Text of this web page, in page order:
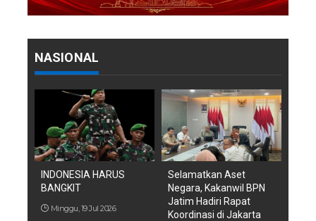
NASIONAL
INDONESIA HARUS
BANGKIT
Minggu, 19 Jul 2026
Selamatkan Aset
Negara, Kakanwil BPN
Jatim Hadiri Rapat
Koordinasi di Jakarta